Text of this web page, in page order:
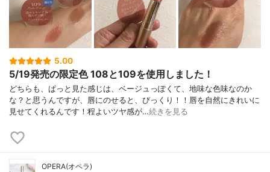
5.00
5/19発売の限定色 108と109を使用しました！
どちらも、ぱっと見た感じは、ベージュっぽくて、地味な色味なのか
な？と思うんですが、唇にのせると、びっくり！！唇を自然にきれいに
見せてくれるんです！程よいツヤ感が…続きを見る
OPERA(オペラ)